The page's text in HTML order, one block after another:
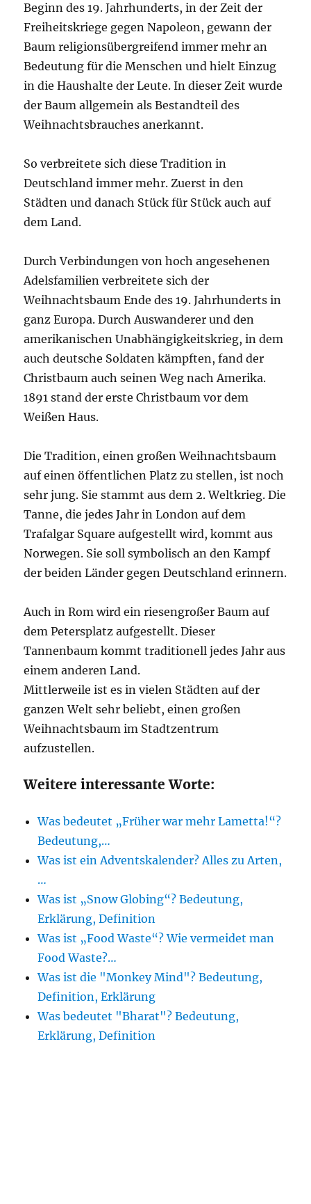
Beginn des 19. Jahrhunderts, in der Zeit der
Freiheitskriege gegen Napoleon, gewann der
Baum religionsübergreifend immer mehr an
Bedeutung für die Menschen und hielt Einzug
in die Haushalte der Leute. In dieser Zeit wurde
der Baum allgemein als Bestandteil des
Weihnachtsbrauches anerkannt.
So verbreitete sich diese Tradition in
Deutschland immer mehr. Zuerst in den
Städten und danach Stück für Stück auch auf
dem Land.
Durch Verbindungen von hoch angesehenen
Adelsfamilien verbreitete sich der
Weihnachtsbaum Ende des 19. Jahrhunderts in
ganz Europa. Durch Auswanderer und den
amerikanischen Unabhängigkeitskrieg, in dem
auch deutsche Soldaten kämpften, fand der
Christbaum auch seinen Weg nach Amerika.
1891 stand der erste Christbaum vor dem
Weißen Haus.
Die Tradition, einen großen Weihnachtsbaum
auf einen öffentlichen Platz zu stellen, ist noch
sehr jung. Sie stammt aus dem 2. Weltkrieg. Die
Tanne, die jedes Jahr in London auf dem
Trafalgar Square aufgestellt wird, kommt aus
Norwegen. Sie soll symbolisch an den Kampf
der beiden Länder gegen Deutschland erinnern.
Auch in Rom wird ein riesengroßer Baum auf
dem Petersplatz aufgestellt. Dieser
Tannenbaum kommt traditionell jedes Jahr aus
einem anderen Land.
Mittlerweile ist es in vielen Städten auf der
ganzen Welt sehr beliebt, einen großen
Weihnachtsbaum im Stadtzentrum
aufzustellen.
Weitere interessante Worte:
Was bedeutet „Früher war mehr Lametta!“?
Bedeutung,…
Was ist ein Adventskalender? Alles zu Arten,
…
Was ist „Snow Globing“? Bedeutung,
Erklärung, Definition
Was ist „Food Waste“? Wie vermeidet man
Food Waste?…
Was ist die "Monkey Mind"? Bedeutung,
Definition, Erklärung
Was bedeutet "Bharat"? Bedeutung,
Erklärung, Definition